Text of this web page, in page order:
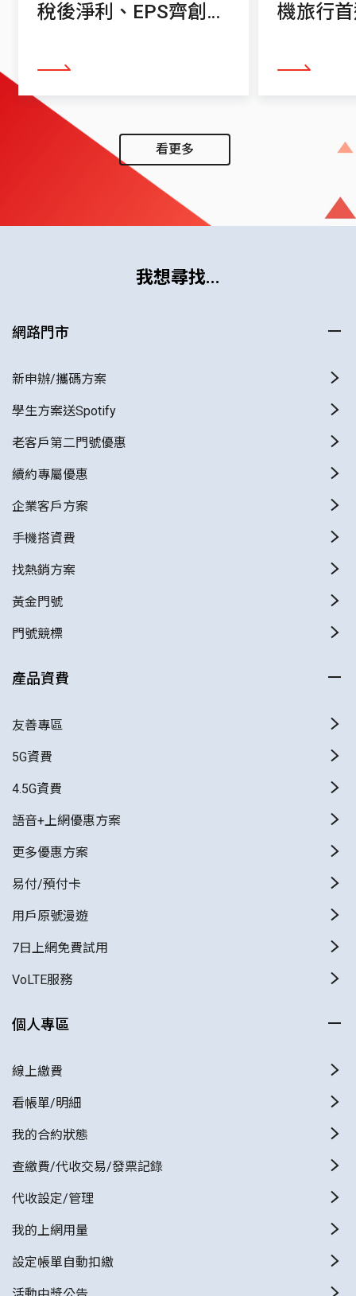
稅後淨利、EPS齊創單
看更多
機旅行
看更多
看更多
我想尋找...
網路門市
新申辦/攜碼方案
學生方案送Spotify
老客戶第二門號優惠
續約專屬優惠
企業客戶方案
手機搭資費
找熱銷方案
黃金門號
門號競標
產品資費
友善專區
5G資費
4.5G資費
語音+上網優惠方案
更多優惠方案
易付/預付卡
用戶原號漫遊
7日上網免費試用
VoLTE服務
個人專區
線上繳費
看帳單/明細
我的合約狀態
查繳費/代收交易/發票記錄
代收設定/管理
我的上網用量
設定帳單自動扣繳